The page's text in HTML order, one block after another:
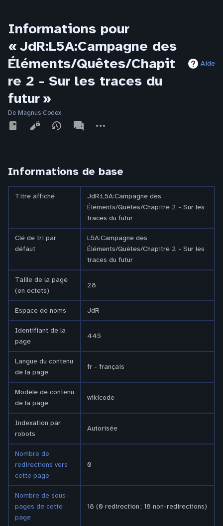
Informations pour
« JdR:L5A:Campagne des
Éléments/Quêtes/Chapit
re 2 - Sur les traces du
futur »
Aide
De Magnus Codex
Affichages
associated-
pages
actions
Informations de base
Titre affiché
JdR:L5A:Campagne des
Éléments/Quêtes/Chapitre 2 - Sur les
traces du futur
Clé de tri par
défaut
L5A:Campagne des
Éléments/Quêtes/Chapitre 2 - Sur les
traces du futur
Taille de la page
(en octets)
28
Espace de noms JdR
Identifiant de la
page
445
Langue du contenu
de la page
fr - français
Modèle de contenu
de la page
wikicode
Indexation par
robots
Autorisée
Nombre de
redirections vers
cette page
0
Nombre de sous-
pages de cette
page
18 (0 redirection ; 18 non-redirections)